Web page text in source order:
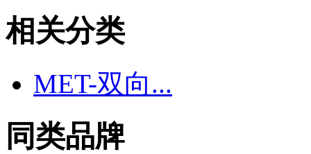
相关分类
MET-双向...
同类品牌